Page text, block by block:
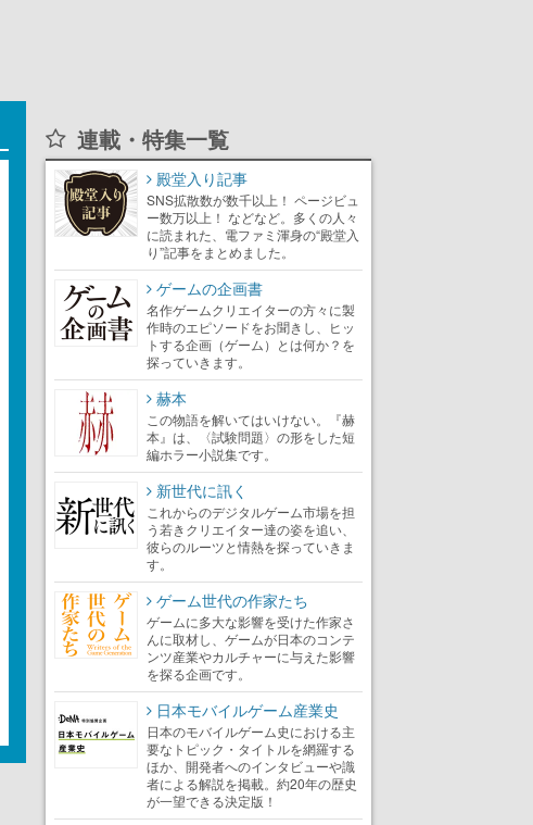
連載・特集一覧
殿堂入り記事
SNS拡散数が数千以上！ ページビュ
ー数万以上！ などなど。多くの人々
に読まれた、電ファミ渾身の“殿堂入
り”記事をまとめました。
ゲームの企画書
名作ゲームクリエイターの方々に製
作時のエピソードをお聞きし、ヒッ
トする企画（ゲーム）とは何か？を
探っていきます。
赫本
この物語を解いてはいけない。『赫
本』は、〈試験問題〉の形をした短
編ホラー小説集です。
新世代に訊く
これからのデジタルゲーム市場を担
う若きクリエイター達の姿を追い、
彼らのルーツと情熱を探っていきま
す。
ゲーム世代の作家たち
ゲームに多大な影響を受けた作家さ
んに取材し、ゲームが日本のコンテ
ンツ産業やカルチャーに与えた影響
を探る企画です。
日本モバイルゲーム産業史
日本のモバイルゲーム史における主
要なトピック・タイトルを網羅する
ほか、開発者へのインタビューや識
者による解説を掲載。約20年の歴史
が一望できる決定版！